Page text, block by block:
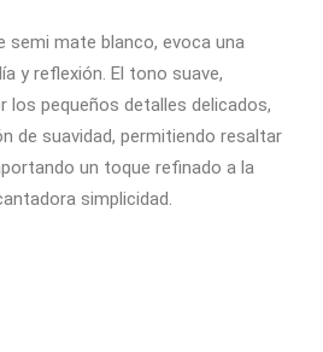
semi mate blanco, evoca una
y reflexión. El tono suave,
los pequeños detalles delicados,
de suavidad, permitiendo resaltar
un toque refinado a la
simplicidad.